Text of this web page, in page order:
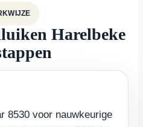
Harelbeke
8530 voor nauwkeurige